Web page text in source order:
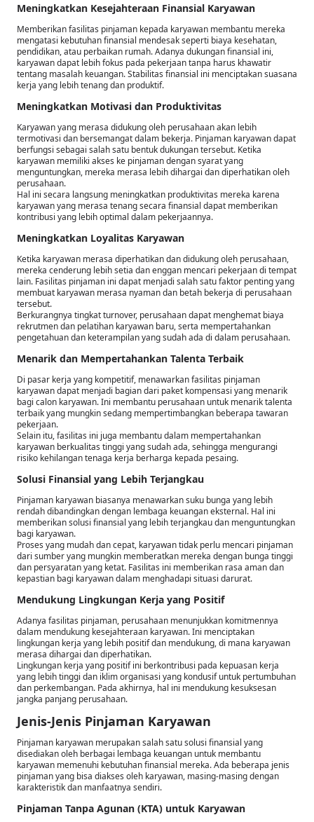
Meningkatkan Kesejahteraan Finansial Karyawan
Memberikan fasilitas pinjaman kepada karyawan membantu mereka
mengatasi kebutuhan finansial mendesak seperti biaya kesehatan,
pendidikan, atau perbaikan rumah. Adanya dukungan finansial ini,
karyawan dapat lebih fokus pada pekerjaan tanpa harus khawatir
tentang masalah keuangan. Stabilitas finansial ini menciptakan suasana
kerja yang lebih tenang dan produktif.
Meningkatkan Motivasi dan Produktivitas
Karyawan yang merasa didukung oleh perusahaan akan lebih
termotivasi dan bersemangat dalam bekerja. Pinjaman karyawan dapat
berfungsi sebagai salah satu bentuk dukungan tersebut. Ketika
karyawan memiliki akses ke pinjaman dengan syarat yang
menguntungkan, mereka merasa lebih dihargai dan diperhatikan oleh
perusahaan.
Hal ini secara langsung meningkatkan produktivitas mereka karena
karyawan yang merasa tenang secara finansial dapat memberikan
kontribusi yang lebih optimal dalam pekerjaannya.
Meningkatkan Loyalitas Karyawan
Ketika karyawan merasa diperhatikan dan didukung oleh perusahaan,
mereka cenderung lebih setia dan enggan mencari pekerjaan di tempat
lain. Fasilitas pinjaman ini dapat menjadi salah satu faktor penting yang
membuat karyawan merasa nyaman dan betah bekerja di perusahaan
tersebut.
Berkurangnya tingkat turnover, perusahaan dapat menghemat biaya
rekrutmen dan pelatihan karyawan baru, serta mempertahankan
pengetahuan dan keterampilan yang sudah ada di dalam perusahaan.
Menarik dan Mempertahankan Talenta Terbaik
Di pasar kerja yang kompetitif, menawarkan fasilitas pinjaman
karyawan dapat menjadi bagian dari paket kompensasi yang menarik
bagi calon karyawan. Ini membantu perusahaan untuk menarik talenta
terbaik yang mungkin sedang mempertimbangkan beberapa tawaran
pekerjaan.
Selain itu, fasilitas ini juga membantu dalam mempertahankan
karyawan berkualitas tinggi yang sudah ada, sehingga mengurangi
risiko kehilangan tenaga kerja berharga kepada pesaing.
Solusi Finansial yang Lebih Terjangkau
Pinjaman karyawan biasanya menawarkan suku bunga yang lebih
rendah dibandingkan dengan lembaga keuangan eksternal. Hal ini
memberikan solusi finansial yang lebih terjangkau dan menguntungkan
bagi karyawan.
Proses yang mudah dan cepat, karyawan tidak perlu mencari pinjaman
dari sumber yang mungkin memberatkan mereka dengan bunga tinggi
dan persyaratan yang ketat. Fasilitas ini memberikan rasa aman dan
kepastian bagi karyawan dalam menghadapi situasi darurat.
Mendukung Lingkungan Kerja yang Positif
Adanya fasilitas pinjaman, perusahaan menunjukkan komitmennya
dalam mendukung kesejahteraan karyawan. Ini menciptakan
lingkungan kerja yang lebih positif dan mendukung, di mana karyawan
merasa dihargai dan diperhatikan.
Lingkungan kerja yang positif ini berkontribusi pada kepuasan kerja
yang lebih tinggi dan iklim organisasi yang kondusif untuk pertumbuhan
dan perkembangan. Pada akhirnya, hal ini mendukung kesuksesan
jangka panjang perusahaan.
Jenis-Jenis Pinjaman Karyawan
Pinjaman karyawan merupakan salah satu solusi finansial yang
disediakan oleh berbagai lembaga keuangan untuk membantu
karyawan memenuhi kebutuhan finansial mereka. Ada beberapa jenis
pinjaman yang bisa diakses oleh karyawan, masing-masing dengan
karakteristik dan manfaatnya sendiri.
Pinjaman Tanpa Agunan (KTA) untuk Karyawan